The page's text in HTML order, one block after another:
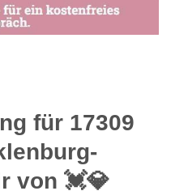
für 17309
von 💓️💎